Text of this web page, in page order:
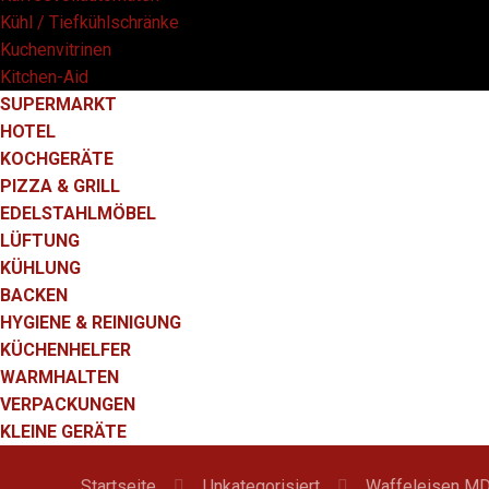
Kühl / Tiefkühlschränke
Kuchenvitrinen
Kitchen-Aid
SUPERMARKT
HOTEL
KOCHGERÄTE
PIZZA & GRILL
EDELSTAHLMÖBEL
LÜFTUNG
KÜHLUNG
BACKEN
HYGIENE & REINIGUNG
KÜCHENHELFER
WARMHALTEN
VERPACKUNGEN
KLEINE GERÄTE